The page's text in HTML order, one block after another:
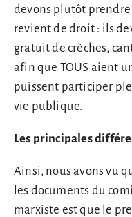
devons plutôt prendre
revient de droit : ils
gratuit de crèches,
afin que TOUS aient
puissent participer
vie publique.
Les principales
Ainsi, nous avons vu
les documents du
marxiste est que le